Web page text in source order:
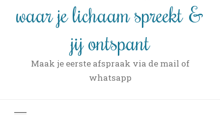
waar je lichaam spreekt &
jij ontspant
Maak je eerste afspraak via de mail of
whatsapp